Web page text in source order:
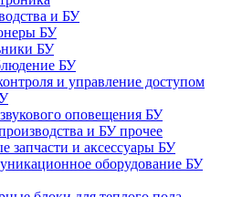
и БУ
БУ
БУ
БУ
и управление доступом
оповещения БУ
и БУ прочее
запчасти и аксессуары БУ
оборудование БУ